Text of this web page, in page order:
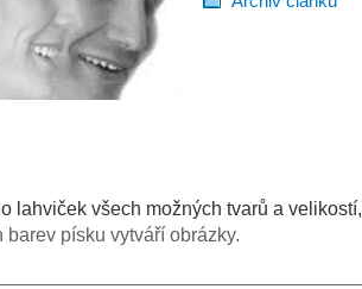
lahviček všech možných tvarů a
barev písku vytváří obrázky.